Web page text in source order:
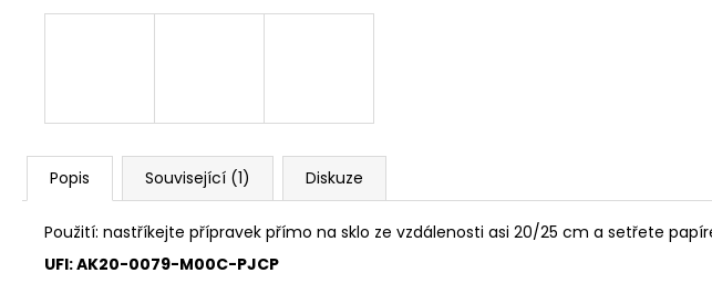
Popis Související (1) Diskuze
Použití: nastříkejte přípravek přímo na sklo ze vzdálenosti asi 20/25 cm a setřete
UFI: AK20-0079-M00C-PJCP